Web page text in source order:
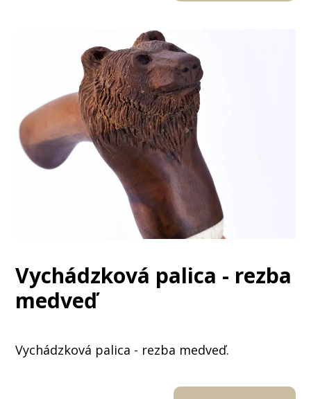
Vychádzková palica - rezba
medveď
Vychádzková palica - rezba medveď.